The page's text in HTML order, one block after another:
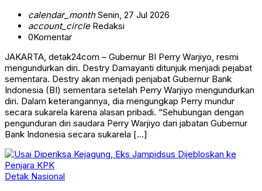
calendar_monthSenin, 27 Jul 2026
account_circleRedaksi
0Komentar
JAKARTA, detak24com – Gubernur BI Perry Warjiyo, resmi
mengundurkan diri. Destry Damayanti ditunjuk menjadi pejabat
sementara. Destry akan menjadi penjabat Gubernur Bank
Indonesia (BI) sementara setelah Perry Warjiyo mengundurkan
diri. Dalam keterangannya, dia mengungkap Perry mundur
secara sukarela karena alasan pribadi. “Sehubungan dengan
pengunduran diri saudara Perry Warjiyo dari jabatan Gubernur
Bank Indonesia secara sukarela […]
Detak Nasional